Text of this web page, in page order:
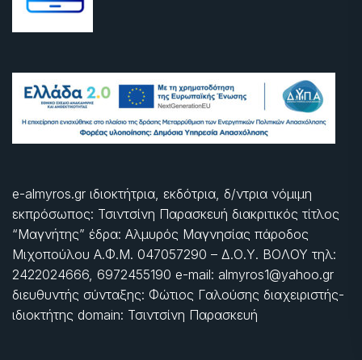
e-almyros.gr ιδιοκτήτρια, εκδότρια, δ/ντρια νόμιμη
εκπρόσωπος: Τσιντσίνη Παρασκευή διακριτικός τίτλος
“Μαγνήτης” έδρα: Αλμυρός Μαγνησίας πάροδος
Μιχοπούλου Α.Φ.Μ. 047057290 – Δ.Ο.Υ. ΒΟΛΟΥ τηλ:
2422024666, 6972455190 e-mail: almyros1@yahoo.gr
διευθυντής σύνταξης: Φώτιος Γαλούσης διαχειριστής-
ιδιοκτήτης domain: Τσιντσίνη Παρασκευή